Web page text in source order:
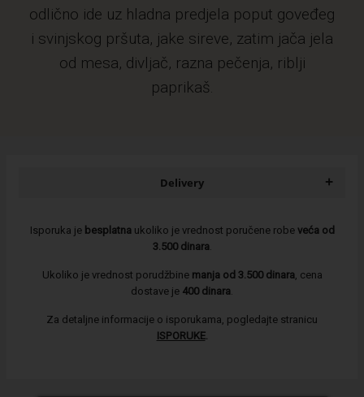
odlično ide uz hladna predjela poput goveđeg
i svinjskog pršuta, jake sireve, zatim jača jela
od mesa, divljač, razna pečenja, riblji
paprikaš.
Delivery +
Isporuka je besplatna ukoliko je vrednost poručene robe veća od
3.500 dinara.
Ukoliko je vrednost porudžbine manja od 3.500 dinara, cena
dostave je 400 dinara
Za detaljne informacije o isporukama, pogledajte stranicu
ISPORUKE.